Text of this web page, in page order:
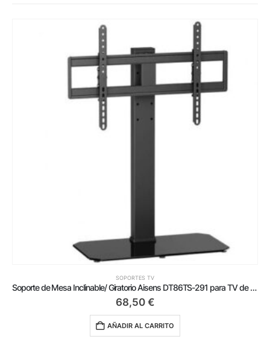
SOPORTES TV
Soporte de Mesa Inclinable/ Giratorio Aisens DT86TS-291 para TV de 43-86′
68,50 €
AÑADIR AL CARRITO